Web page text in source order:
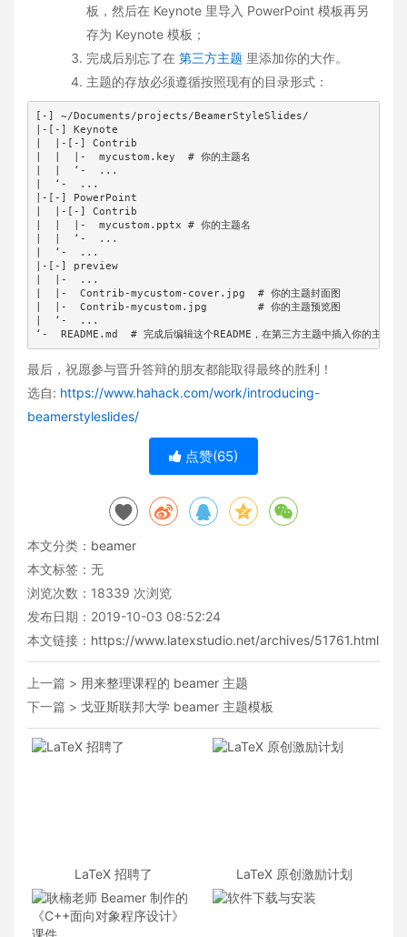
板，然后在 Keynote 里导入 PowerPoint 模板再另
存为 Keynote 模板；
完成后别忘了在 第三方主题 里添加你的大作。
主题的存放必须遵循按照现有的目录形式：
[-] ~/Documents/projects/BeamerStyleSlides/
|-[-] Keynote
|  |-[-] Contrib
|  |  |-  mycustom.key  # 你的主题名
|  |  ‘-  ...
|  ‘-  ...
|-[-] PowerPoint
|  |-[-] Contrib
|  |  |-  mycustom.pptx # 你的主题名
|  |  ‘-  ...
|  ‘-  ...
|-[-] preview
|  |-  ...
|  |-  Contrib-mycustom-cover.jpg  # 你的主题封面图
|  |-  Contrib-mycustom.jpg        # 你的主题预览图
|  ‘-  ...
‘-  README.md  # 完成后编辑这个README，在第三方主题中插入你的主题说
最后，祝愿参与晋升答辩的朋友都能取得最终的胜利！
选自: https://www.hahack.com/work/introducing-
beamerstyleslides/
点赞(65)
本文分类： beamer
本文标签：无
浏览次数： 18339 次浏览
发布日期：2019-10-03 08:52:24
本文链接： https://www.latexstudio.net/archives/51761.html
上一篇 > 用来整理课程的 beamer 主题
下一篇 > 戈亚斯联邦大学 beamer 主题模板
LaTeX 招聘了 LaTeX 原创激励计划